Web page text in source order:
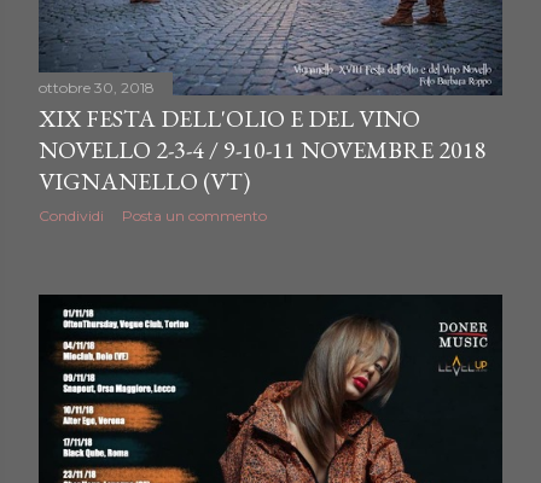
ottobre 30, 2018
XIX FESTA DELL'OLIO E DEL VINO
NOVELLO 2-3-4 / 9-10-11 NOVEMBRE 2018
VIGNANELLO (VT)
Condividi Posta un commento